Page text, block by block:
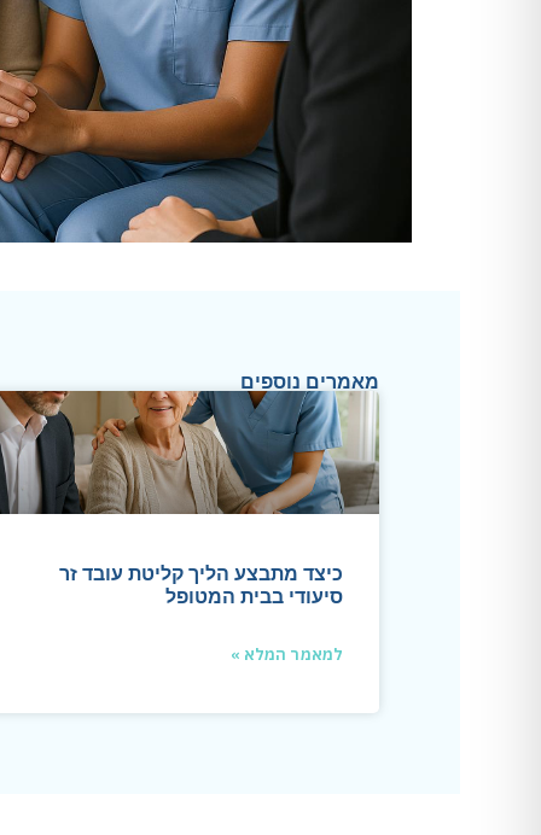
מאמרים נוספים
כיצד מתבצע הליך קליטת עובד זר
סיעודי בבית המטופל
למאמר המלא »